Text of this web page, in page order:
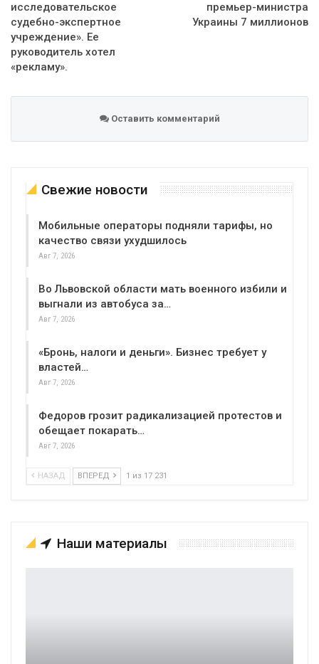
исследовательское
судебно-экспертное
учреждение». Ее
руководитель хотел
«рекламу».
премьер-министра
Украины 7 миллионов
Оставить комментарий
Свежие новости
Мобильные операторы подняли тарифы, но
качество связи ухудшилось
Авг 7, 2026
Во Львовской области мать военного избили и
выгнали из автобуса за…
Авг 7, 2026
«Бронь, налоги и деньги». Бизнес требует у
властей…
Авг 7, 2026
Федоров грозит радикализацией протестов и
обещает покарать…
Авг 7, 2026
НАЗАД ВПЕРЕД 1 из 17 231
Наши материалы